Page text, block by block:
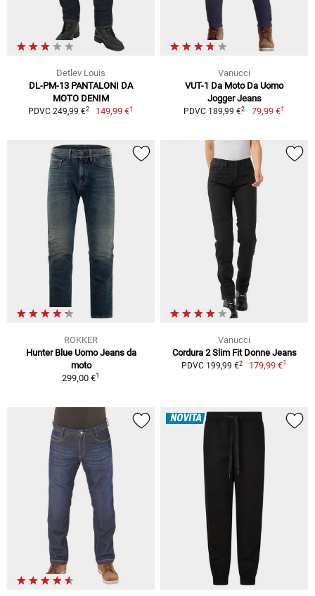
Detlev Louis
DL-PM-13 PANTALONI DA
MOTO DENIM
PDVC 249,99 €2 149,99 €1
Vanucci
VUT-1 Da Moto Da Uomo
Jogger Jeans
PDVC 189,99 €2 79,99 €1
ROKKER
Hunter Blue Uomo Jeans da
moto
299,00 €1
Vanucci
Cordura 2 Slim Fit Donne Jeans
PDVC 199,99 €2 179,99 €1
NOVITÀ